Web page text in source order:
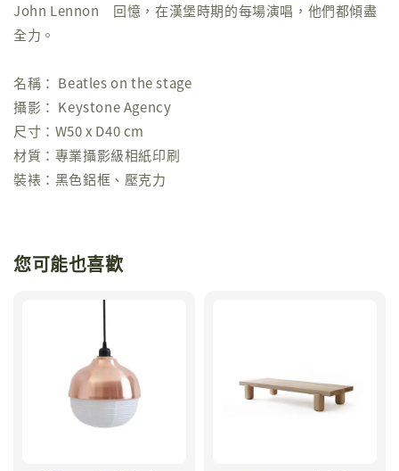
John Lennon 回憶，在漢堡時期的每場演唱，他們都傾盡
全力。
名稱： Beatles on the stage
攝影： Keystone Agency
尺寸：W50 x D40 cm
材質：專業攝影級相紙印刷
裝裱：黑色鋁框、壓克力
您可能也喜歡